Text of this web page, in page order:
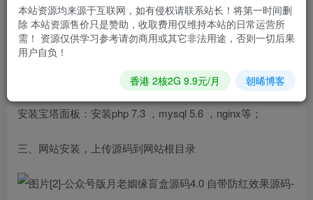
一、服务器要求：
建议使用linux centos 2核4G 50G存储或以上配置；
安装宝塔面板：安装php 7.3 ，mysql 5.6 ，nginx等；
三、网站安装，上传源码到网站根目录
本站资源均来源于互联网，如有侵权请联系站长！将第一时间删
除 本站资源售价只是赞助，收取费用仅维持本站的日常运营所
需！ 资源仅供学习参考请勿商用或其它非法用途，否则一切后果
用户自负！
香港 2核2G 9.9元/月 朝晞博客